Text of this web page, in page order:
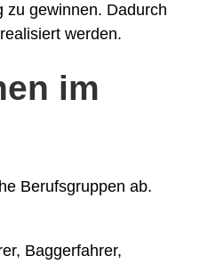
zu gewinnen. Dadurch
werden.
im
Berufsgruppen ab.
Baggerfahrer,